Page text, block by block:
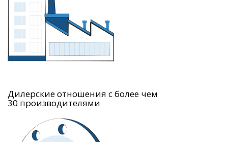
Дилерские отношения с более чем
30 производителями